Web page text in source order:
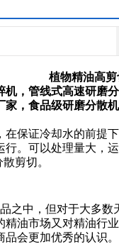
植物精油高
，管线式高速研磨
家，食品级研磨分散机
保证冷却水的前提
。可以处理量大，
剪切。
之中，但对于大多
精油市场又对精油行
会更加优秀的认识